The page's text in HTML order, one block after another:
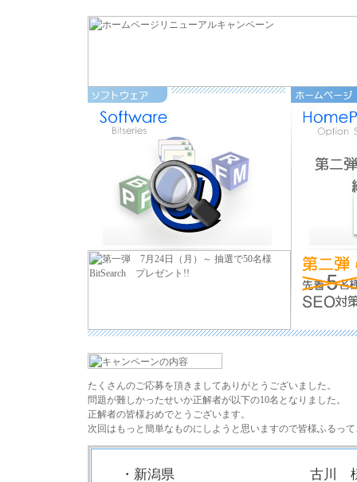
たくさんのご応募を頂きましてありがとうございました。
問題が難しかったせいか正解者が以下の10名となりました。
正解者の皆様おめでとうございます。
次回はもっと簡単なものにしようと思いますので皆様ふるっ
・新潟県 古川